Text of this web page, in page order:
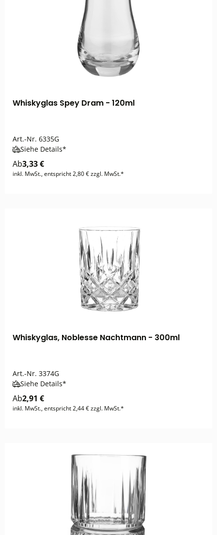
Whiskyglas Spey Dram - 120ml
Art.-Nr. 6335G
Siehe Details*
Ab3,33 €
inkl. MwSt., entspricht 2,80 € zzgl. MwSt.*
Whiskyglas, Noblesse Nachtmann - 300ml
Art.-Nr. 3374G
Siehe Details*
Ab2,91 €
inkl. MwSt., entspricht 2,44 € zzgl. MwSt.*